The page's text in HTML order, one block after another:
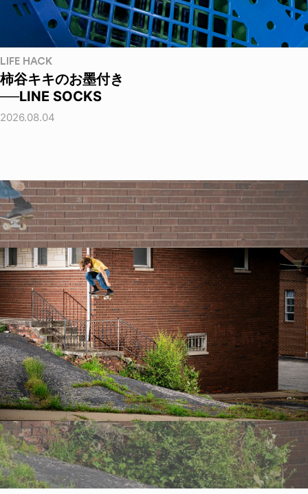
LIFE HACK
柿谷キキのお墨付き
──LINE SOCKS
2026.08.04